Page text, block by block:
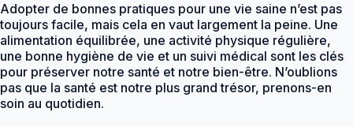
Adopter de bonnes pratiques pour une vie saine n’est pas
toujours facile, mais cela en vaut largement la peine. Une
alimentation équilibrée, une activité physique régulière,
une bonne hygiène de vie et un suivi médical sont les clés
pour préserver notre santé et notre bien-être. N’oublions
pas que la santé est notre plus grand trésor, prenons-en
soin au quotidien.